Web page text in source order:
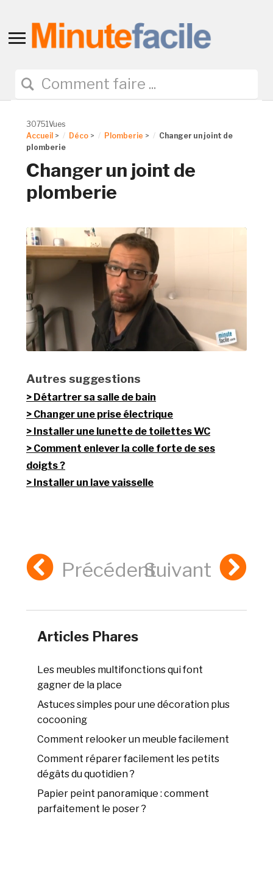
Toggle
navigation
30751Vues
Accueil > Déco > Plomberie >
Changer un joint de
plomberie
Changer un joint de
plomberie
Autres suggestions
Détartrer sa salle de bain
Changer une prise électrique
Installer une lunette de toilettes WC
Comment enlever la colle forte de ses
doigts ?
Installer un lave vaisselle
PrécédentSuivant
Articles Phares
Les meubles multifonctions qui font
gagner de la place
Astuces simples pour une décoration plus
cocooning
Comment relooker un meuble facilement
Comment réparer facilement les petits
dégâts du quotidien ?
Papier peint panoramique : comment
parfaitement le poser ?